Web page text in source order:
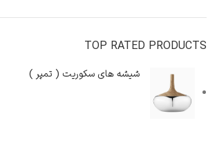
TOP RATED PRODUCTS
شیشه های سکوریت ( تمپر )